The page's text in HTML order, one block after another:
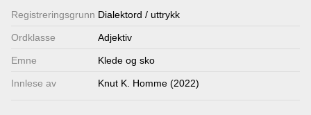
Registrerings­grunn Dialektord / uttrykk
Ordklasse Adjektiv
Emne Klede og sko
Innlese av Knut K. Homme (2022)